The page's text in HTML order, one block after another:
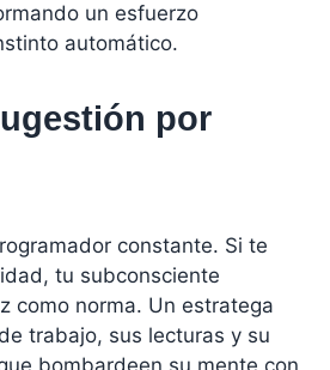
un esfuerzo
automático.
por
constante. Si te
tu subconsciente
como norma. Un estratega
trabajo, sus lecturas y su
bombardeen su mente con